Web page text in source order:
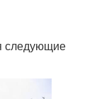
следующие